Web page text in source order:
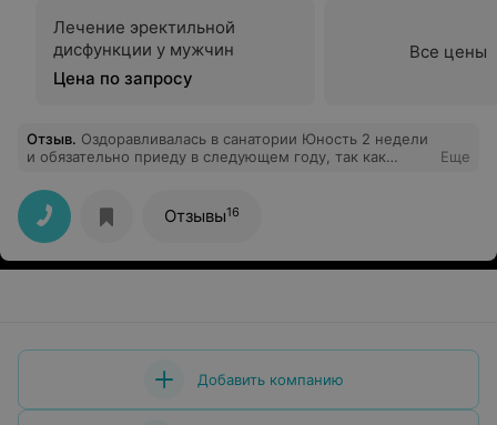
Лечение эректильной
дисфункции у мужчин
Цена по запросу
Все цены
Отзыв. Оздоравливалась в санатории Юность 2 недели
и обязательно приеду в следующем году, так как
процедурами, и отношением в санатории. Вся работа
персонала построена на максимальном обеспечении
отличных условий для отдыхающих , учтены все
мелочи. Внимательное и доброжелательное
отношение всего персонала. Все процедуры на
Еще
Отзывы16
Добавить компанию